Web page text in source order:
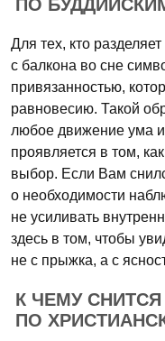
ПО
Для тех, кто
с балкона во сне
привязанностью,
равновесию. Такой
любое движение ума
проявляется в том,
выбор. Если Вам
о необходимости
не усиливать
здесь в том, чтобы
не с прыжка, а с
К ЧЕМУ
ПО